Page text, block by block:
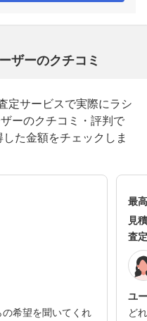
ザーのクチコミ
定サービスで実際にラシ
ーのクチコミ・評判で
た金額をチェックしま
希望を聞いてくれ
最
見
査
ユ
ど